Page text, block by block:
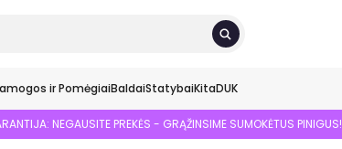
ir PomėgiaiBaldaiStatybaiKitaDUK
NEGAUSITE PREKĖS - GRĄŽINSIME SUMOKĖTUS PINIGUS!